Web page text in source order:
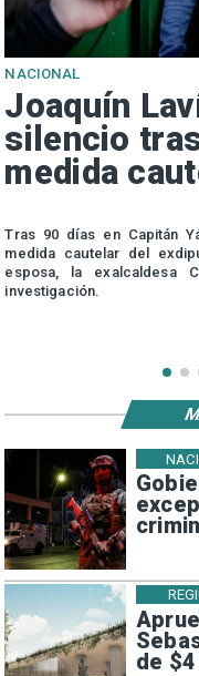
NACIONAL
Joaquín
silencio
medida
Tras 90 días en Capitán
medida cautelar del
esposa, la exalcaldesa
investigación.
de